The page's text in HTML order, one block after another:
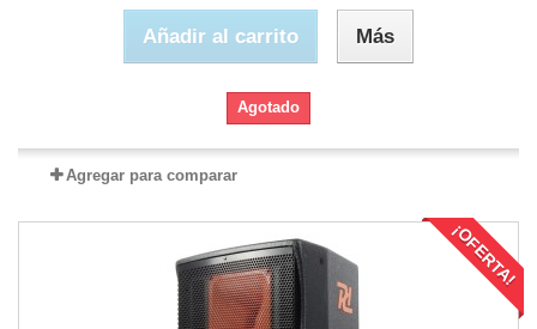
Añadir al carrito Más
Agotado
Agregar para comparar
¡OFERTA!